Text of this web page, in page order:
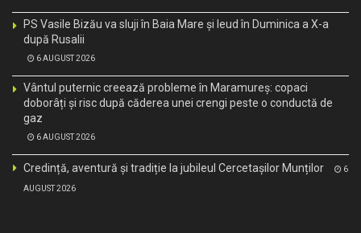
PS Vasile Bizău va sluji în Baia Mare și Ieud în Duminica a X-a
după Rusalii
6 AUGUST 2026
Vântul puternic creează probleme în Maramureș: copaci
doborâți și risc după căderea unei crengi peste o conductă de
gaz
6 AUGUST 2026
Credință, aventură și tradiție la jubileul Cercetașilor Munților 6
AUGUST 2026